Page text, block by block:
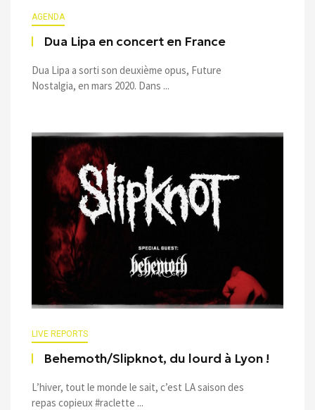
AGENDA
Dua Lipa en concert en France
Dua Lipa a sorti son deuxième opus, Future
Nostalgia, en mars 2020. Dans ...
LIVE REPORTS
Behemoth/Slipknot, du lourd à Lyon !
L’hiver, tout le monde le sait, c’est LA saison des
repas copieux #raclette ...